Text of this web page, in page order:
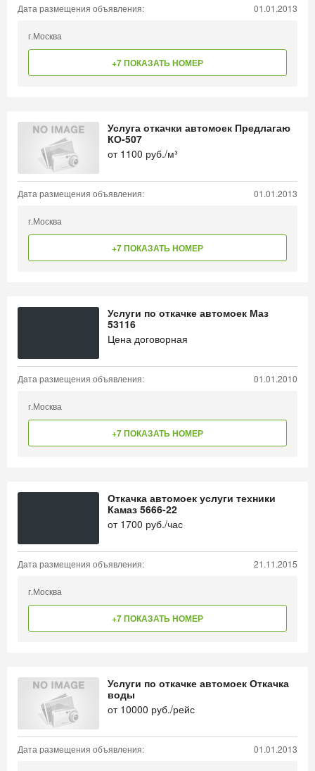
Дата размещения объявления: 01.01.2013
г.Москва
+7 ПОКАЗАТЬ НОМЕР
Услуга откачки автомоек Предлагаю
КО-507
от 1100 руб./м³
Дата размещения объявления: 01.01.2013
г.Москва
+7 ПОКАЗАТЬ НОМЕР
Услуги по откачке автомоек Маз
53116
Цена договорная
Дата размещения объявления: 01.01.2010
г.Москва
+7 ПОКАЗАТЬ НОМЕР
Откачка автомоек услуги техники
Камаз 5666-22
от 1700 руб./час
Дата размещения объявления: 21.11.2015
г.Москва
+7 ПОКАЗАТЬ НОМЕР
Услуги по откачке автомоек Откачка
воды
от 10000 руб./рейс
Дата размещения объявления: 01.01.2013